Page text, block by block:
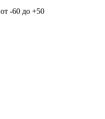
от -60 до +50